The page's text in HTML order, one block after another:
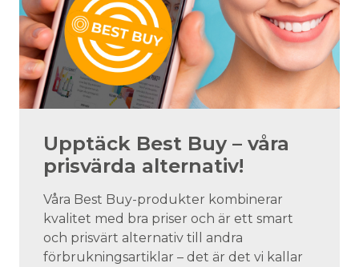
Upptäck Best Buy – våra
prisvärda alternativ!
Våra Best Buy-produkter kombinerar
kvalitet med bra priser och är ett smart
och prisvärt alternativ till andra
förbrukningsartiklar – det är det vi kallar